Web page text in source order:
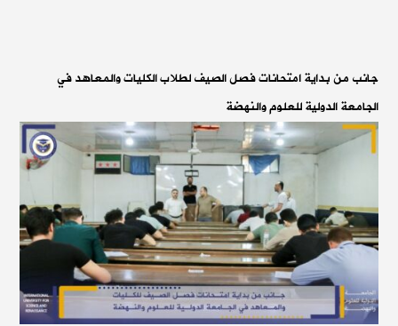
جانب من بداية امتحانات فصل الصيف لطلاب الكليات والمعاهد في
الجامعة الدولية للعلوم والنهضة